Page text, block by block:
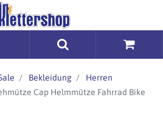
Bekleidung
Herren
Cap Helmmütze Fahrrad Bike